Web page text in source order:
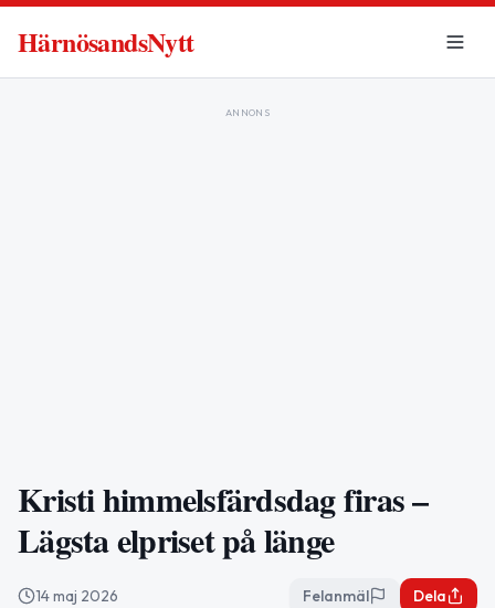
HärnösandsNytt
ANNONS
Kristi himmelsfärdsdag firas –
Lägsta elpriset på länge
14 maj 2026 Felanmäl Dela